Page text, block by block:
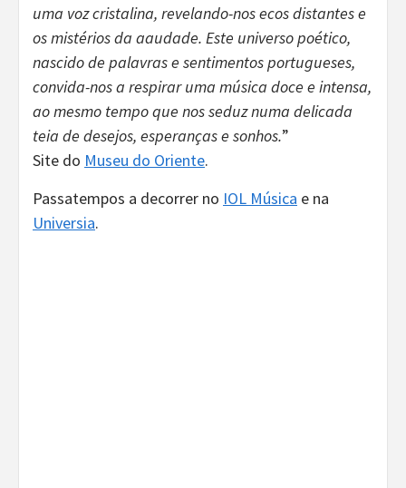
uma voz cristalina, revelando-nos ecos distantes e
os mistérios da aaudade. Este universo poético,
nascido de palavras e sentimentos portugueses,
convida-nos a respirar uma música doce e intensa,
ao mesmo tempo que nos seduz numa delicada
teia de desejos, esperanças e sonhos.”
Site do Museu do Oriente.
Passatempos a decorrer no IOL Música e na
Universia.